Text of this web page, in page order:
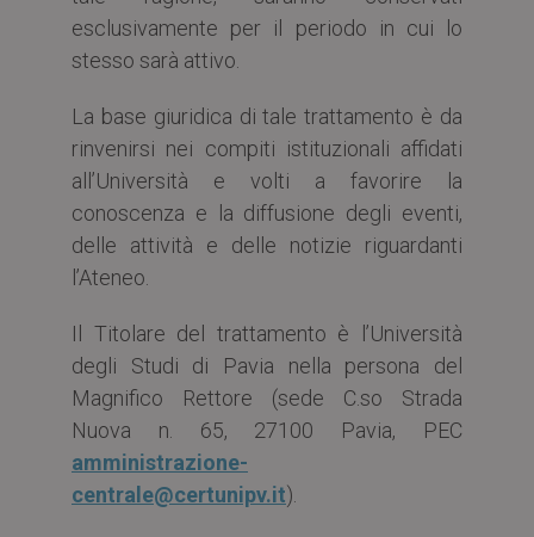
esclusivamente per il periodo in cui lo
stesso sarà attivo.
La base giuridica di tale trattamento è da
rinvenirsi nei compiti istituzionali affidati
all’Università e volti a favorire la
conoscenza e la diffusione degli eventi,
delle attività e delle notizie riguardanti
l’Ateneo.
Il Titolare del trattamento è l’Università
degli Studi di Pavia nella persona del
Magnifico Rettore (sede C.so Strada
Nuova n. 65, 27100 Pavia, PEC
amministrazione-
centrale@certunipv.it).